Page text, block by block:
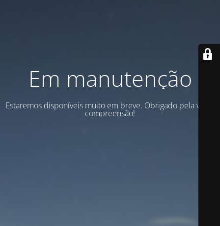
Em manutenção
Estaremos disponíveis muito em breve. Obrigado pela vossa
compreensão!